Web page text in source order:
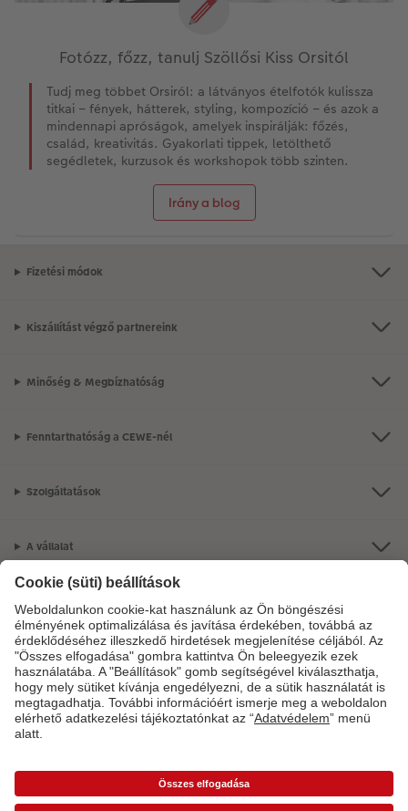
Fotózz, főzz, tanulj Szöllősi Kiss Orsitól
Tudj meg többet Orsiról: a látványos ételfotók kulissza
titkai – fények, hátterek, styling, kompozíció – és azok a
mindennapi apróságok, amelyek inspirálják: főzés,
család, kreativitás. Gyakorlati tippek, letölthető
segédletek, kurzusok és workshopok több szinten.
Irány a blog
Fizetési módok
Kiszállítást végző partnereink
Minőség & Megbízhatóság
Fenntarthatóság a CEWE-nél
Szolgáltatások
A vállalat
Termékkínálat
CEWE Fotóvilág
Szolgáltatásainkkal vagy megrendelésével kapcsolatos kérdések esetén